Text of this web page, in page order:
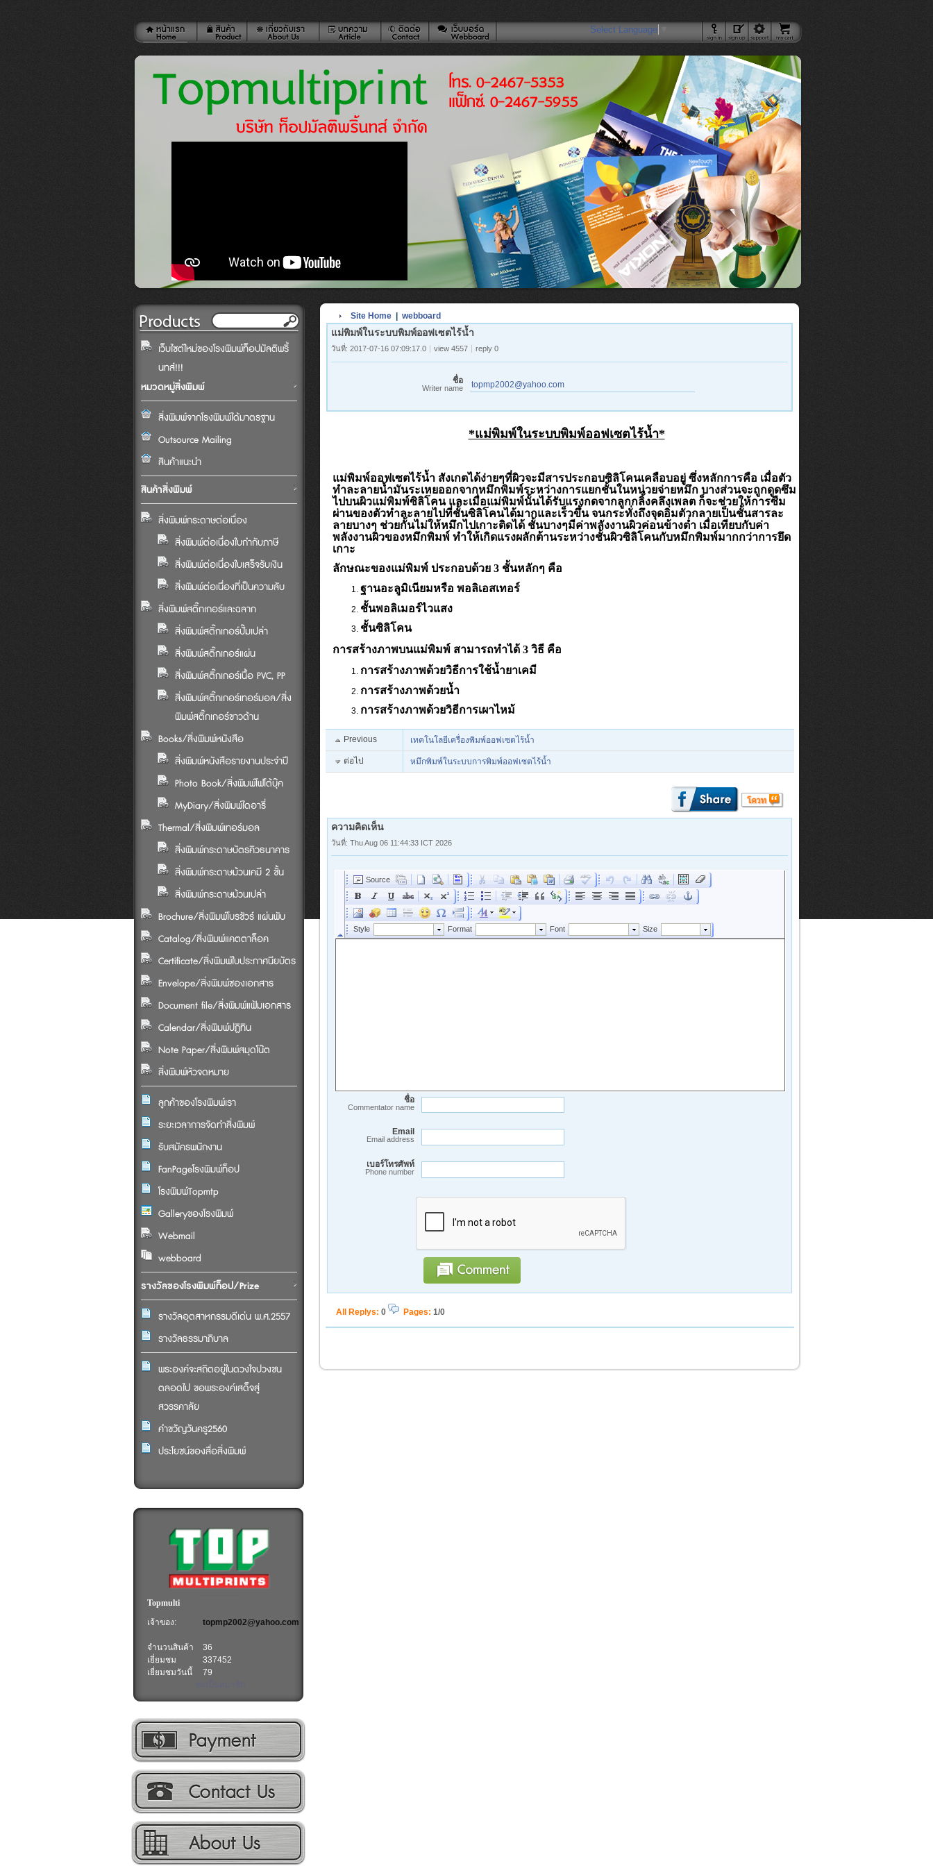
Select Language
เว็บไซต์ใหม่ของโรงพิมพ์ท็อปมัลติพริ้
นทส์!!!
หมวดหมู่สิ่งพิมพ์
สิ่งพิมพ์จากโรงพิมพ์ได้มาตรฐาน
Outsource Mailing
สินค้าแนะนำ
สินค้าสิ่งพิมพ์
สิ่งพิมพ์กระดาษต่อเนื่อง
สิ่งพิมพ์ต่อเนื่องใบกำกับภาษี
สิ่งพิมพ์ต่อเนื่องใบเสร็จรับเงิน
สิ่งพิมพ์ต่อเนื่องที่เป็นความลับ
สิ่งพิมพ์สติ๊กเกอร์และฉลาก
สิ่งพิมพ์สติ๊กเกอร์ปั๊มเปล่า
สิ่งพิมพ์สติ๊กเกอร์แผ่น
สิ่งพิมพ์สติ๊กเกอร์เนื้อ PVC, PP
สิ่งพิมพ์สติ๊กเกอร์เทอร์มอล/สิ่ง
พิมพ์สติ๊กเกอร์ขาวด้าน
Books/สิ่งพิมพ์หนังสือ
สิ่งพิมพ์หนังสือรายงานประจำปี
Photo Book/สิ่งพิมพ์โฟโต้บุ๊ค
MyDiary/สิ่งพิมพ์ไดอารี่
Thermal/สิ่งพิมพ์เทอร์มอล
สิ่งพิมพ์กระดาษบัตรคิวธนาคาร
สิ่งพิมพ์กระดาษม้วนเคมี 2 ชั้น
สิ่งพิมพ์กระดาษม้วนเปล่า
Brochure/สิ่งพิมพ์โบรชัวร์ แผ่นพับ
Catalog/สิ่งพิมพ์แคตตาล็อค
Certificate/สิ่งพิมพ์ใบประกาศนียบัตร
Envelope/สิ่งพิมพ์ซองเอกสาร
Document file/สิ่งพิมพ์แฟ้มเอกสาร
Calendar/สิ่งพิมพ์ปฏิทิน
Note Paper/สิ่งพิมพ์สมุดโน๊ต
สิ่งพิมพ์หัวจดหมาย
ลูกค้าของโรงพิมพ์เรา
ระยะเวลาการจัดทำสิ่งพิมพ์
รับสมัครพนักงาน
FanPageโรงพิมพ์ท็อป
โรงพิมพ์Topmtp
Galleryของโรงพิมพ์
Webmail
webboard
รางวัลของโรงพิมพ์ท็อป/Prize
รางวัลอุตสาหกรรมดีเด่น พ.ศ.2557
รางวัลธรรมาภิบาล
พระองค์จะสถิตอยู่ในดวงใจปวงชน
ตลอดไป ขอพระองค์เสด็จสู่
สวรรคาลัย
คำขวัญวันครู2560
ประโยชน์ของสื่อสิ่งพิมพ์
Topmulti
เจ้าของ:
topmp2002@yahoo.com
จำนวนสินค้า
36
เยี่ยมชม
337452
เยี่ยมชมวันนี้
79
Site Home| webboard
แม่พิมพ์ในระบบพิมพ์ออฟเซตไร้น้ำ
วันที่: 2017-07-16 07:09:17.0 view 4557 reply 0
ชื่อ
Writer name topmp2002@yahoo.com
*แม่พิมพ์ในระบบพิมพ์ออฟเซตไร้น้ำ*
แม่พิมพ์ออฟเซตไร้น้ำ สังเกตได้ง่ายๆที่ผิวจะมีสารประกอบซิลิโคนเคลือบอยู่ ซึ่งหลักการคือ เมื่อตัว
ทำละลายน้ำมันระเหยออกจากหมึกพิมพ์ระหว่างการแยกชั้นในหน่วยจ่ายหมึก บางส่วนจะถูกดูดซึม
ไปบนผิวแม่พิมพ์ซิลิโคน และเมื่อแม่พิมพ์นั้นได้รับแรงกดจากลูกกลิ้งคลึงเพลต ก็จะช่วยให้การซืม
ผ่านของตัวทำละลายไปที่ชั้นซิลิโคนได้มากและเร็วขึ้น จนกระทั่งถึงจุดอิ่มตัวกลายเป็นชั้นสารละ
ลายบางๆ ช่วยกั้นไม่ให้หมึกไปเกาะติดได้ ชั้นบางๆมีค่าพลังงานผิวค่อนข้างต่ำ เมื่อเทียบกับค่า
พลังงานผิวของหมึกพิมพ์ ทำให้เกิดแรงผลักต้านระหว่างชั้นผิวซิลิโคนกับหมึกพิมพ์มากกว่าการยึด
เกาะ
ลักษณะของแม่พิมพ์ ประกอบด้วย 3 ชั้นหลักๆ คือ
ฐานอะลูมิเนียมหรือ พอลิเอสเทอร์
ชั้นพอลิเมอร์ไวแสง
ชั้นซิลิโคน
การสร้างภาพบนแม่พิมพ์ สามารถทำได้ 3 วิธี คือ
การสร้างภาพด้วยวิธีการใช้น้ำยาเคมี
การสร้างภาพด้วยน้ำ
การสร้างภาพด้วยวิธีการเผาไหม้
Previous เทคโนโลยีเครื่องพิมพ์ออฟเซตไร้น้ำ
ต่อไป หมึกพิมพ์ในระบบการพิมพ์ออฟเซตไร้น้ำ
ความคิดเห็น
วันที่: Thu Aug 06 11:44:33 ICT 2026
ชื่อ
Commentator name
Email
Email address
เบอร์โทรศัพท์
Phone number
All Replys: 0 Pages: 1/0